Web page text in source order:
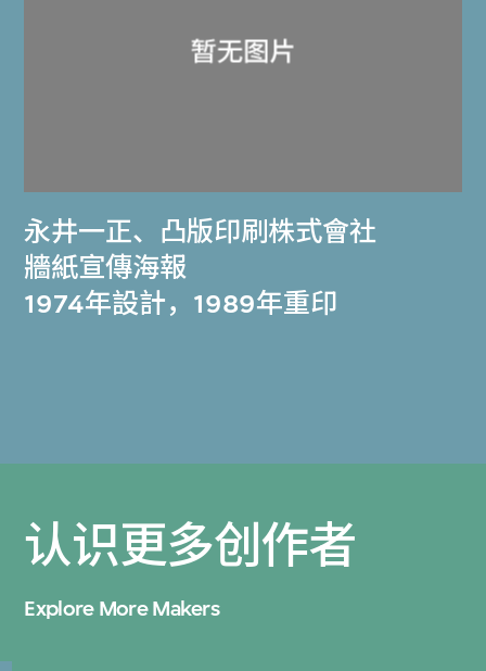
永井一正、 凸版印刷株式會社
牆紙宣傳海報
1974年設計，1989年重印
认识更多创作者
Explore More Makers